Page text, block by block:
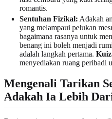
romantis.
Sentuhan Fizikal: Adakah
yang melampaui pelukan
bagaimana rasanya untuk
benang ini boleh menjadi
adalah langkah pertama. Kuiz
menyediakan ruang peribadi
Mengenali Tarikan
Adakah Ia Lebih